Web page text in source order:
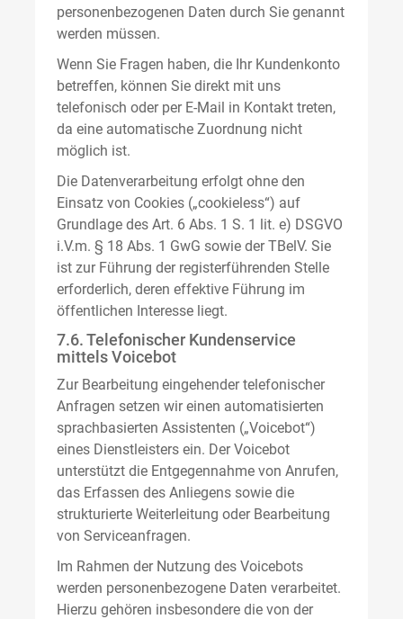
personenbezogenen Daten durch Sie genannt
werden müssen.
Wenn Sie Fragen haben, die Ihr Kundenkonto
betreffen, können Sie direkt mit uns
telefonisch oder per E-Mail in Kontakt treten,
da eine automatische Zuordnung nicht
möglich ist.
Die Datenverarbeitung erfolgt ohne den
Einsatz von Cookies („cookieless“) auf
Grundlage des Art. 6 Abs. 1 S. 1 lit. e) DSGVO
i.V.m. § 18 Abs. 1 GwG sowie der TBelV. Sie
ist zur Führung der registerführenden Stelle
erforderlich, deren effektive Führung im
öffentlichen Interesse liegt.
7.6. Telefonischer Kundenservice
mittels Voicebot
Zur Bearbeitung eingehender telefonischer
Anfragen setzen wir einen automatisierten
sprachbasierten Assistenten („Voicebot“)
eines Dienstleisters ein. Der Voicebot
unterstützt die Entgegennahme von Anrufen,
das Erfassen des Anliegens sowie die
strukturierte Weiterleitung oder Bearbeitung
von Serviceanfragen.
Im Rahmen der Nutzung des Voicebots
werden personenbezogene Daten verarbeitet.
Hierzu gehören insbesondere die von der